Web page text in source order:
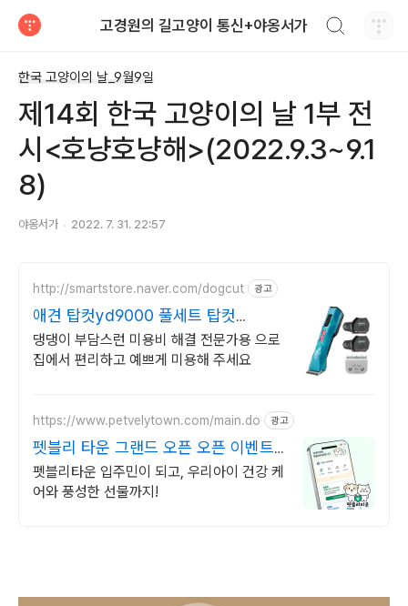
고경원의 길고양이 통신+야옹서가
한국 고양이의 날_9월9일
제14회 한국 고양이의 날 1부 전
시<호냥호냥해>(2022.9.3~9.1
8)
야옹서가 2022. 7. 31. 22:57
http://smartstore.naver.com/dogcut 광고
애견 탑컷yd9000 풀세트 탑컷
yd9000 하이니거오팔
댕댕이 부담스런 미용비 해결 전문가용 으로
집에서 편리하고 예쁘게 미용해 주세요
https://www.petvelytown.com/main.do 광고
펫블리 타운 그랜드 오픈 오픈 이벤트
진행 중!
펫블리타운 입주민이 되고, 우리아이 건강 케
어와 풍성한 선물까지!